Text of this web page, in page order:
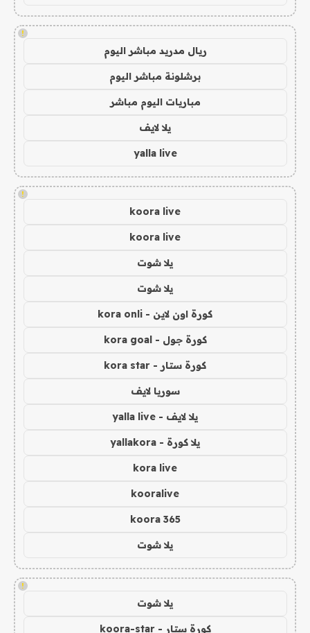
!
ريال مدريد مباشر اليوم
برشلونة مباشر اليوم
مباريات اليوم مباشر
يلا لايف
yalla live
!
koora live
koora live
يلا شوت
يلا شوت
كورة اون لاين - kora onli
كورة جول - kora goal
كورة ستار - kora star
سوريا لايف
يلا لايف - yalla live
يلا كورة - yallakora
kora live
kooralive
koora 365
يلا شوت
!
يلا شوت
كورة ستار - koora-star